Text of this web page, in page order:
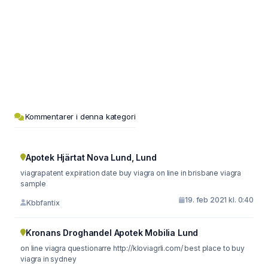
Kommentarer i denna kategori
Apotek Hjärtat Nova Lund, Lund
viagrapatent expiration date buy viagra on line in brisbane viagra
sample
Kbbfantix 19. feb 2021 kl. 0:40
Kronans Droghandel Apotek Mobilia Lund
on line viagra questionarre http://kloviagrli.com/ best place to buy
viagra in sydney